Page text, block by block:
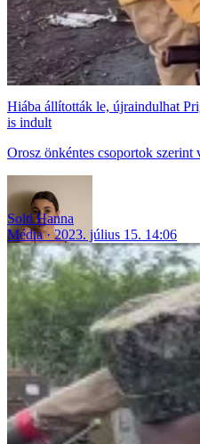
Hiába állították le, újraindulhat
is indult
Orosz önkéntes csoportok szerint
Solti Hanna
Média
2023. július 15. 14:06